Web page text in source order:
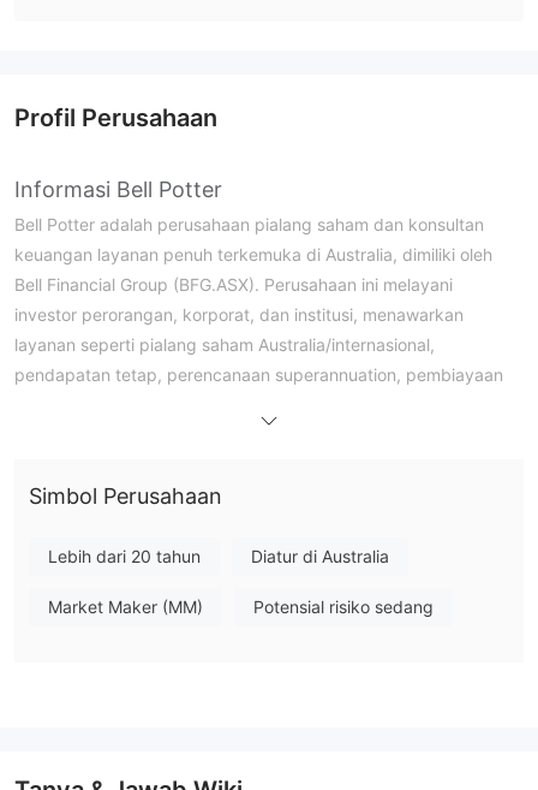
Profil Perusahaan
Informasi Bell Potter
Bell Potter adalah perusahaan pialang saham dan konsultan
keuangan layanan penuh terkemuka di Australia, dimiliki oleh
Bell Financial Group (BFG.ASX). Perusahaan ini melayani
investor perorangan, korporat, dan institusi, menawarkan
layanan seperti pialang saham Australia/internasional,
pendapatan tetap, perencanaan superannuation, pembiayaan
Bell Potter adalah pemegang Lisensi Layanan Keuangan
Group, dan diatur oleh Australian Securities and Investments
Jenis Akun
Simbol Perusahaan
Lebih dari 20 tahun Diatur di Australia
Market Maker (MM) Potensial risiko sedang